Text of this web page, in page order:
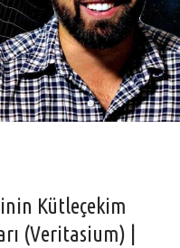
Kütleçekim
(Veritasium) |